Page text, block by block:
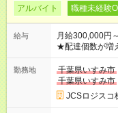
アルバイト 職種未経験
給与
月給300,000円
★配達個数が増
ど！ ・主要都市エリア 月収55万円／週5日稼働 月収65万~112
万円／週6日稼働 ・地方郊外エリア 月収40万円／週5日稼働 月
収40万円~50万円／週6日稼働 ＜
円 (27歳男性/江
(日休み) ■月収80万円(43歳男性/墨田区在住)※元営業 1日200個
勤務地
千葉県いすみ市
千葉県いすみ市
JCSロジスコ